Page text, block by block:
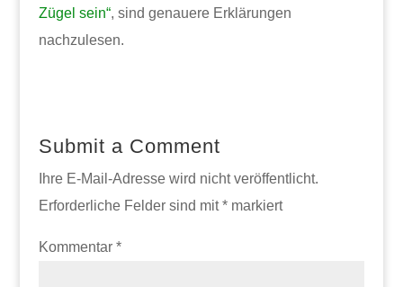
Zügel sein“, sind genauere Erklärungen
nachzulesen.
Submit a Comment
Ihre E-Mail-Adresse wird nicht veröffentlicht.
Erforderliche Felder sind mit*markiert
Kommentar *